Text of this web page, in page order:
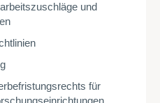
und
für